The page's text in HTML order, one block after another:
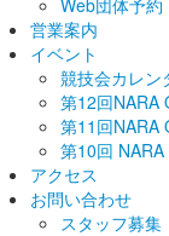
Web団体予約
営業案内
イベント
競技会カレン
第12回NARA
第11回NARA
第10回
アクセス
お問い合わせ
スタッフ募集